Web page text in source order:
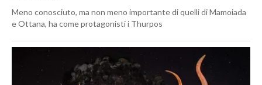
Meno conosciuto, ma non meno importante di quelli di Mamoiada
e Ottana, ha come protagonisti i Thurpos